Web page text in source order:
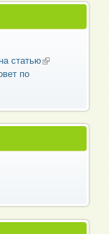
статью(внешняя
по